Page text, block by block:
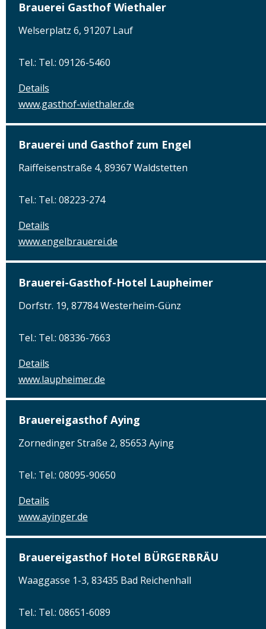
Brauerei Gasthof Wiethaler
Welserplatz 6, 91207 Lauf
Tel.: Tel.: 09126-5460
Details
www.gasthof-wiethaler.de
Brauerei und Gasthof zum Engel
Raiffeisenstraße 4, 89367 Waldstetten
Tel.: Tel.: 08223-274
Details
www.engelbrauerei.de
Brauerei-Gasthof-Hotel Laupheimer
Dorfstr. 19, 87784 Westerheim-Günz
Tel.: Tel.: 08336-7663
Details
www.laupheimer.de
Brauereigasthof Aying
Zornedinger Straße 2, 85653 Aying
Tel.: Tel.: 08095-90650
Details
www.ayinger.de
Brauereigasthof Hotel BÜRGERBRÄU
Waaggasse 1-3, 83435 Bad Reichenhall
Tel.: Tel.: 08651-6089